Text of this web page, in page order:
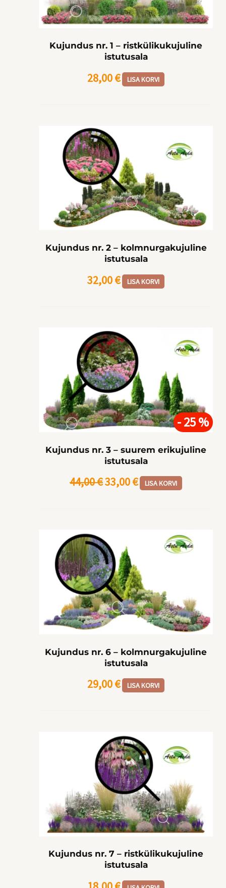
Kujundus nr. 1 – ristkülikukujuline
istutusala
28,00€ LISA KORVI
Kujundus nr. 2 – kolmnurgakujuline
istutusala
32,00€ LISA KORVI
- 25 %
Kujundus nr. 3 – suurem erikujuline
istutusala
44,00€
Algne
hind
oli:
44,00 €.
33,00€
Praegune
hind
on:
33,00 €.
LISA KORVI
Kujundus nr. 6 – kolmnurgakujuline
istutusala
29,00€ LISA KORVI
Kujundus nr. 7 – ristkülikukujuline
istutusala